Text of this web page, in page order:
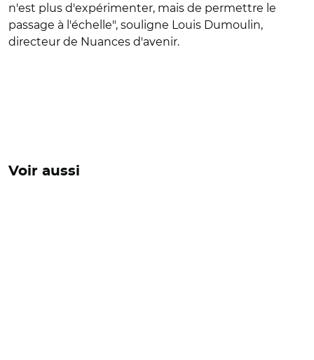
n'est plus d'expérimenter, mais de permettre le
passage à l'échelle", souligne Louis Dumoulin,
directeur de Nuances d'avenir.
Voir aussi